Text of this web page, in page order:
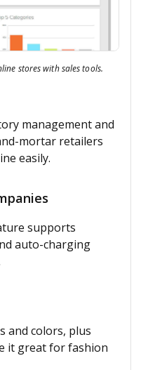
stores with sales tools.
management and
mortar retailers
easily.
supports
auto-charging
and colors, plus
it great for fashion